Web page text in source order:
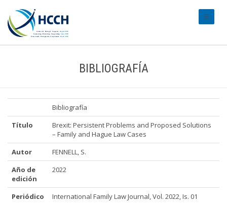
BIBLIOGRAFÍA
Bibliografía
Título
Brexit: Persistent Problems and Proposed Solutions
– Family and Hague Law Cases
Autor
FENNELL, S.
Año de
edición
2022
Periódico International Family Law Journal, Vol. 2022, Is. 01